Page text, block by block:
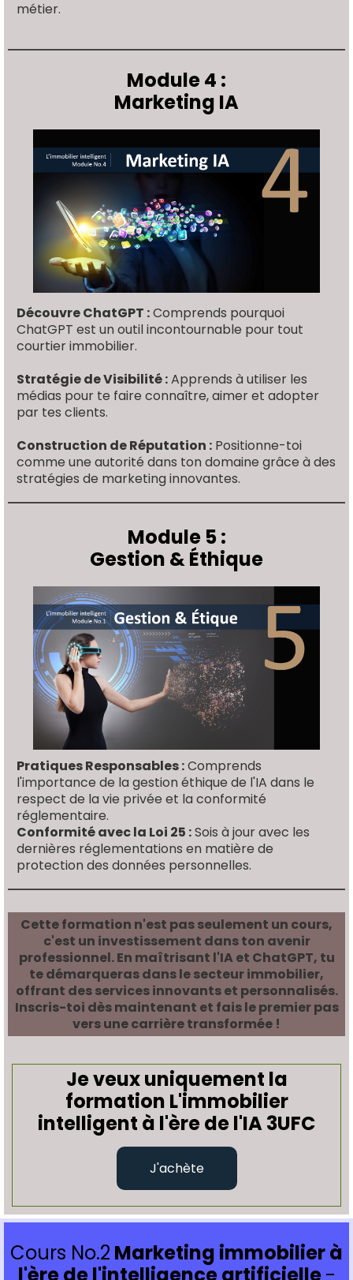
métier.
Module 4 :
Marketing IA
Découvre ChatGPT :Comprends pourquoi
ChatGPT est un outil incontournable pour tout
courtier immobilier.
Stratégie de Visibilité :Apprends à utiliser les
médias pour te faire connaître, aimer et adopter
par tes clients.
Construction de Réputation : Positionne-toi
comme une autorité dans ton domaine grâce à des
stratégies de marketing innovantes.
Module 5 :
Gestion & Éthique
Pratiques Responsables :Comprends
l'importance de la gestion éthique de l'IA dans le
respect de la vie privée et la conformité
réglementaire.
Conformité avec la Loi 25 :Sois à jour avec les
dernières réglementations en matière de
protection des données personnelles.
Cette formation n'est pas seulement un cours,
c'est un investissement dans ton avenir
professionnel. En maîtrisant l'IA et ChatGPT, tu
te démarqueras dans le secteur immobilier,
offrant des services innovants et personnalisés.
Inscris-toi dès maintenant et fais le premier pas
vers une carrière transformée !
Je veux uniquement la
formation L'immobilier
intelligent à l'ère de l'IA 3UFC
J'achète
Cours No.2 Marketing immobilier à
l'ère de l'intelligence artificielle-